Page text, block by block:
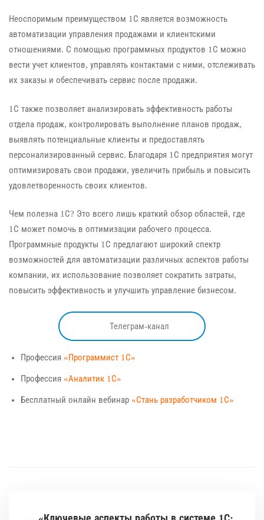
Неоспоримым преимуществом 1С является возможность
автоматизации управления продажами и клиентскими
отношениями. С помощью программных продуктов 1С можно
вести учет клиентов, управлять контактами с ними, отслеживать
их заказы и обеспечивать сервис после продажи.
1С также позволяет анализировать эффективность работы
отдела продаж, контролировать выполнение планов продаж,
выявлять потенциальные клиенты и предоставлять
персонализированный сервис. Благодаря 1С предприятия могут
оптимизировать свои продажи, увеличить прибыль и повысить
удовлетворенность своих клиентов.
Чем полезна 1С? Это всего лишь краткий обзор областей, где
1С может помочь в оптимизации рабочего процесса.
Программные продукты 1С предлагают широкий спектр
возможностей для автоматизации различных аспектов работы
компании, их использование позволяет сократить затраты,
повысить эффективность и улучшить управление бизнесом.
Телеграм-канал
Профессия «Программист 1С»
Профессия «Аналитик 1С»
Бесплатный онлайн вебинар «Стань разработчиком 1С»